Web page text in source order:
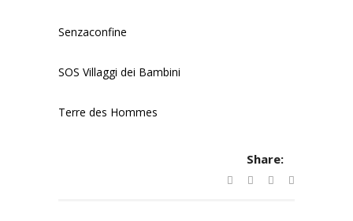
Senzaconfine
SOS Villaggi dei Bambini
Terre des Hommes
Share: